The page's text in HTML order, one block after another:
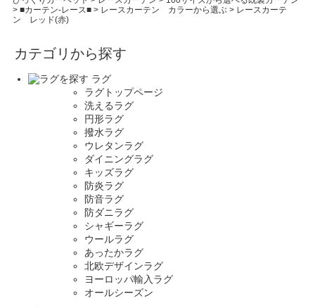
> ■カーテン-レース■> レースカーテン カラーから選ぶ> レースカーテ
ン レッド(赤)
カテゴリから探す
ラグ
ラグトップページ
洗えるラグ
円形ラグ
撥水ラグ
ウレタンラグ
ダイニングラグ
キッズラグ
防炎ラグ
防音ラグ
防ダニラグ
シャギーラグ
ウールラグ
あったかラグ
北欧デザインラグ
ヨーロッパ輸入ラグ
オールシーズン